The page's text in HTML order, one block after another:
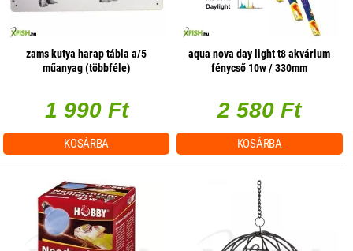
zams kutya harap tábla a/5
műanyag (többféle)
1 990 Ft
KOSÁRBA
aqua nova day light t8 akvárium
fénycső 10w / 330mm
2 580 Ft
KOSÁRBA